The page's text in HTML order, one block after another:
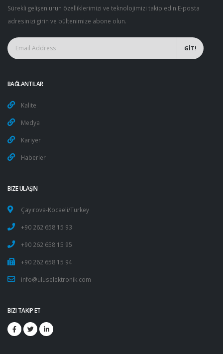
Sürekli gelişen ürün özelliklerimizi ve teknolojimizi takip edin.E-posta
adresinizi girin ve bültenimize abone olun.
GİT!
BAĞLANTILAR
Kalite
Medya
Kariyer
Haberler
BIZE ULAŞIN
Çayırova-Kocaeli/Turkey
+90 262 658 15 93
+90 262 658 15 95
+90 262 658 15 94
info@uluselektronik.com
BIZI TAKIP ET